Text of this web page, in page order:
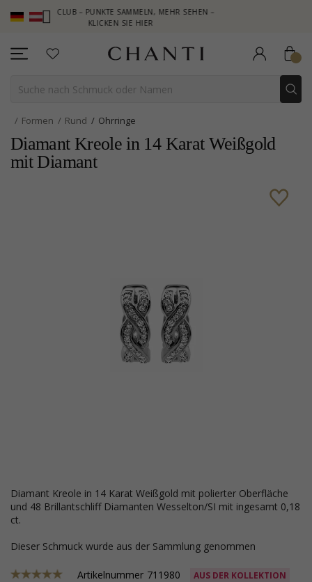
CLUB – PUNKTE SAMMELN, MEHR SEHEN –
KLICKEN SIE HIER
Formen Rund Ohrringe
Diamant Kreole in 14 Karat Weißgold
mit Diamant
Diamant Kreole in 14 Karat Weißgold mit polierter Oberfläche
und 48 Brillantschliff Diamanten Wesselton/SI mit ingesamt 0,18
ct.
Dieser Schmuck wurde aus der Sammlung genommen
Artikelnummer 711980 AUS DER KOLLEKTION